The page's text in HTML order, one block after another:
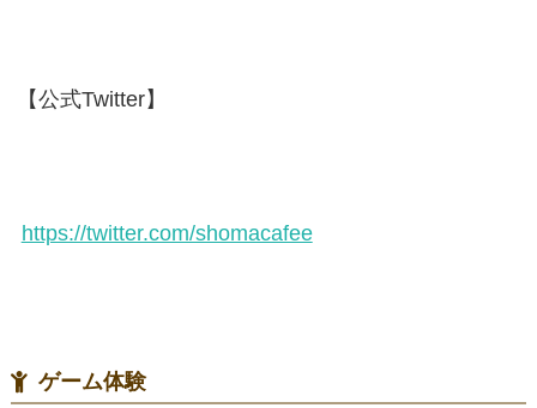
【公式Twitter】
https://twitter.com/shomacafee
ゲーム体験